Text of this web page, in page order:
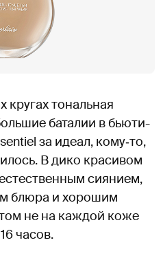
кругах тональная
баталии в бьюти-
за идеал, кому‑то,
В дико красивом
сиянием,
блюра и хорошим
не на каждой коже
часов.